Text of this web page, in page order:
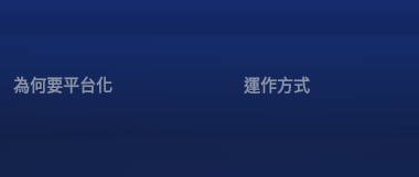
為何要平台化 運作方式